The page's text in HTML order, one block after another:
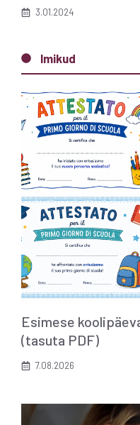
3.01.2024
Imikud
Esimese
(tasuta PDF)
7.08.2026